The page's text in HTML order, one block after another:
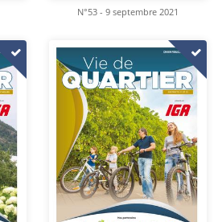
N°53 - 9 septembre 2021